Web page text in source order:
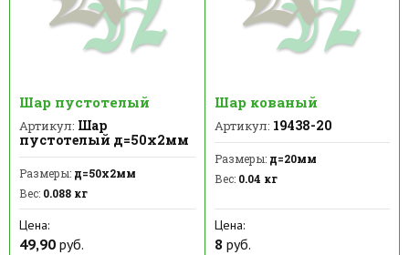
Шар пустотелый
Артикул: Шар
пустотелый д=50х2мм
Размеры: д=50х2мм
Вес: 0.088 кг
Цена:
49,90 руб.
Шар кованый
Артикул: 19438-20
Размеры:д=20мм
Вес:0.04 кг
Цена:
8 руб.